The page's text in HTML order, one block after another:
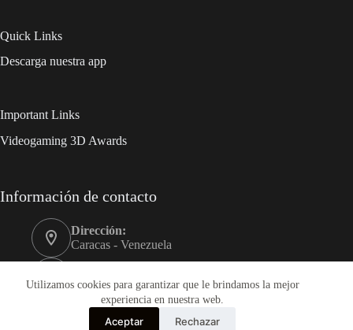
Utilizamos cookies para garantizar que le brindamos la mejor
experiencia en nuestra web.
Aceptar Rechazar
Quick Links
Descarga nuestra app
Important Links
Videogaming 3D Awards
Información de contacto
Dirección:
Caracas - Venezuela
+58 0412-3989999
Correo electrónico:
videogaming3d@gmail.com